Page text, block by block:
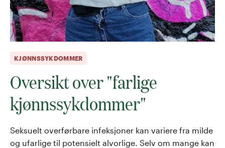
KJØNNSSYKDOMMER
Oversikt over "farlige
kjønnssykdommer"
Seksuelt overførbare infeksjoner kan variere fra milde
og ufarlige til potensielt alvorlige. Selv om mange kan